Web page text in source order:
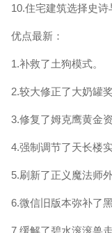
10.住宅建筑选择史诗
优点最新：
1.补救了土狗模式。
2.较大修正了大奶罐奖
3.修复了姆克鹰黄金资
4.强制调节了天长楼实
5.刷新了正义魔法师外
6.微信旧版本弥补了
7.缓解了碧水滚滚兽走